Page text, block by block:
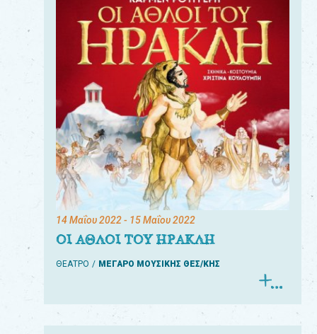
14 Μαΐου 2022- 15 Μαΐου 2022
ΟΙ ΑΘΛΟΙ ΤΟΥ ΗΡΑΚΛΗ
ΘΕΑΤΡΟ ΜΕΓΑΡΟ ΜΟΥΣΙΚΗΣ ΘΕΣ/ΚΗΣ